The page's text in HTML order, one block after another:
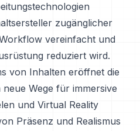
zugänglicher
vereinfacht und
reduziert wird.
von Inhalten eröffnet die
Wege für immersive
und Virtual Reality
Präsenz und Realismus